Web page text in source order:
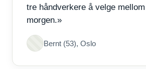
tre håndverkere å velge
morgen.»
Bernt (53), Oslo